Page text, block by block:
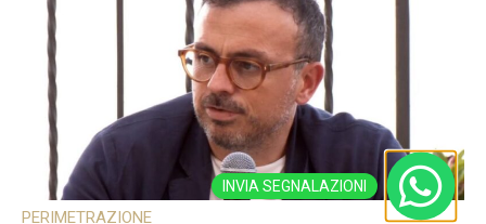
PERIMETRAZIONE
INVIA SEGNALAZIONI